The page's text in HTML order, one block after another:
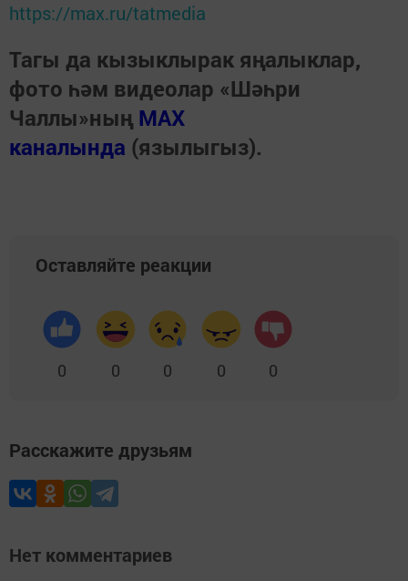
https://max.ru/tatmedia
Тагы да кызыклырак яңалыклар,
фото һәм видеолар «Шәһри
Чаллы»ның MAX
каналында (язылыгыз).
Оставляйте реакции
0 0 0 0 0
Расскажите друзьям
Нет комментариев